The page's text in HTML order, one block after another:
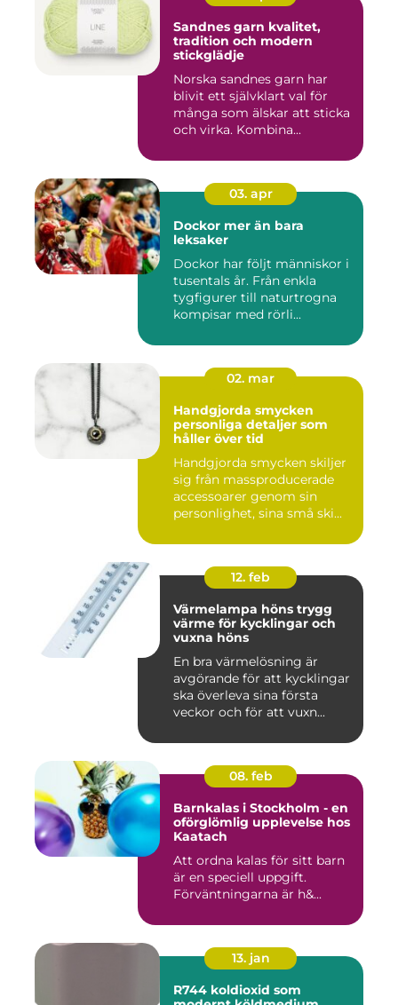
Sandnes garn kvalitet,
tradition och modern
stickglädje
Norska sandnes garn har
blivit ett självklart val för
många som älskar att sticka
och virka. Kombina...
03. apr
Dockor mer än bara
leksaker
Dockor har följt människor i
tusentals år. Från enkla
tygfigurer till naturtrogna
kompisar med rörli...
02. mar
Handgjorda smycken
personliga detaljer som
håller över tid
Handgjorda smycken skiljer
sig från massproducerade
accessoarer genom sin
personlighet, sina små ski...
12. feb
Värmelampa höns trygg
värme för kycklingar och
vuxna höns
En bra värmelösning är
avgörande för att kycklingar
ska överleva sina första
veckor och för att vuxn...
08. feb
Barnkalas i Stockholm - en
oförglömlig upplevelse hos
Kaatach
Att ordna kalas för sitt barn
är en speciell uppgift.
Förväntningarna är h&...
13. jan
R744 koldioxid som